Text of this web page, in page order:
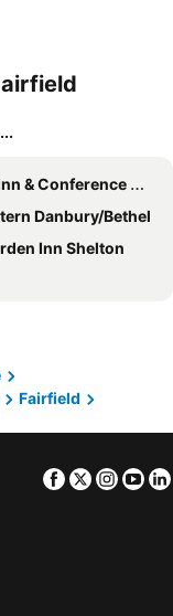
Conference Center
Danbury/Bethel
Inn Shelton
Fairfield
Facebook
Twitter